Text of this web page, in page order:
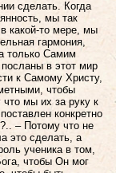
сделать. Когда
мы так
какой-то мере, мы
гармония,
только Самим
в этот мир
к Самому Христу,
чтобы
мы их за руку к
конкретно
– Потому что не
это сделать, а
ученика в том,
чтобы Он мог